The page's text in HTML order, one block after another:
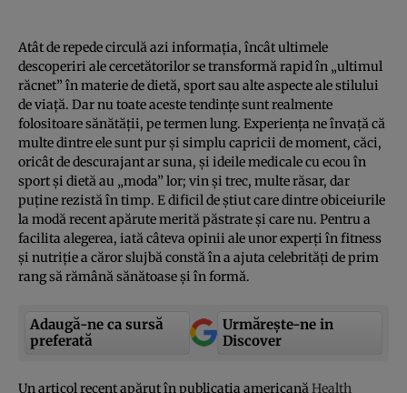
Atât de repede circulă azi informaţia, încât ultimele
descoperiri ale cercetătorilor se transformă rapid în „ultimul
răcnet” în materie de dietă, sport sau alte aspecte ale stilului
de viaţă. Dar nu toate aceste tendinţe sunt realmente
folositoare sănătăţii, pe termen lung. Experienţa ne învaţă că
multe dintre ele sunt pur şi simplu capricii de moment, căci,
oricât de descurajant ar suna, şi ideile medicale cu ecou în
sport şi dietă au „moda” lor; vin şi trec, multe răsar, dar
puţine rezistă în timp. E dificil de ştiut care dintre obiceiurile
la modă recent apărute merită păstrate şi care nu. Pentru a
facilita alegerea, iată câteva opinii ale unor experţi în fitness
şi nutriţie a căror slujbă constă în a ajuta celebrităţi de prim
rang să rămână sănătoase şi în formă.
Adaugă-ne ca sursă
preferată
Urmărește-ne in
Discover
Un articol recent apărut în publicaţia americanăHealth